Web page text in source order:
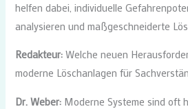
helfen dabei, individuelle
analysieren und maßgeschneiderte
Redakteur: Welche neuen
moderne Löschanlagen für
Dr. Weber: Moderne Systeme sind oft